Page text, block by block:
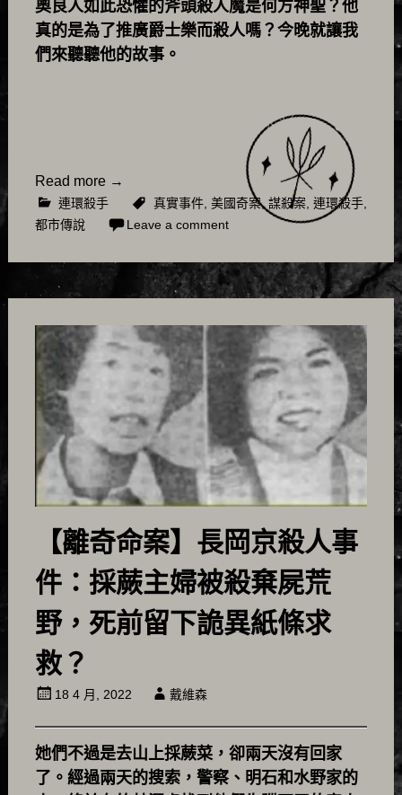
奧良人如此恐懼的斧頭殺人魔是何方神聖？他
真的是為了推廣爵士樂而殺人嗎？今晚就讓我
們來聽聽他的故事。
Read more →
連環殺手 真實事件, 美國奇案, 謀殺案, 連環殺手,
都市傳說
Leave a comment
【離奇命案】長岡京殺人事
件：採蕨主婦被殺棄屍荒
野，死前留下詭異紙條求
救？
18 4 月, 2022 戴維森
她們不過是去山上採蕨菜，卻兩天沒有回家
了。經過兩天的搜索，警察、明石和水野家的